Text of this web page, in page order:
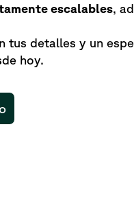
escalables,
tus detalles y un
hoy.